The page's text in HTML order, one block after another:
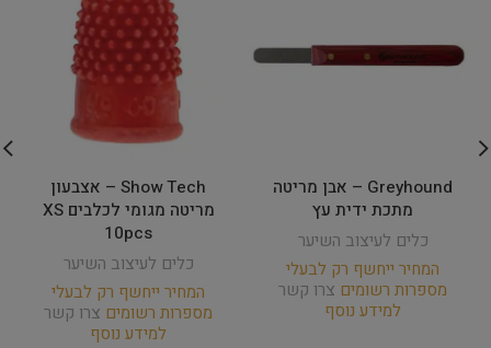
Greyhound – אבן מריטה
מתכת ידית עץ
כלים לעיצוב השיער
המחיר ייחשף רק לבעלי
מספרות רשומים צרו קשר
למידע נוסף
Show Tech – אצבעון
מריטה מגומי לכלבים XS
10pcs
כלים לעיצוב השיער
המחיר ייחשף רק לבעלי
מספרות רשומים צרו קשר
למידע נוסף